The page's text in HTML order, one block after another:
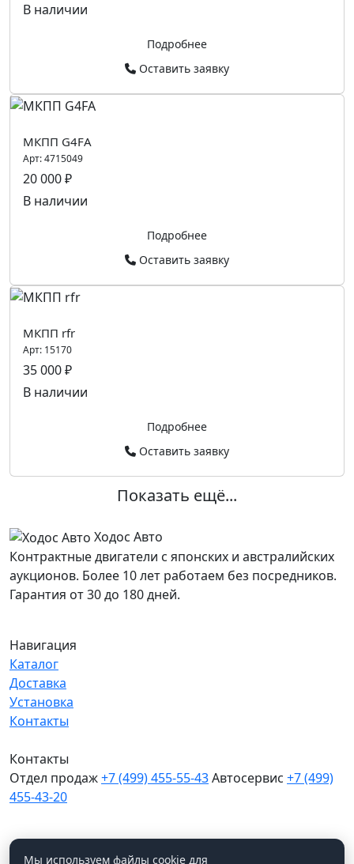
В наличии
Подробнее
Оставить заявку
МКПП G4FA
Арт:4715049
20 000 ₽
В наличии
Подробнее
Оставить заявку
МКПП rfr
Арт: 15170
35 000 ₽
В наличии
Подробнее
Оставить заявку
Показать ещё...
Ходос Авто
Контрактные двигатели с японских и австралийских
аукционов. Более 10 лет работаем без посредников.
Гарантия от 30 до 180 дней.
Навигация
Каталог
Доставка
Установка
Контакты
Контакты
Отдел продаж+7 (499) 455-55-43Автосервис +7 (499)
455-43-20
Мы в соцсетях
Мы используем файлы cookie для